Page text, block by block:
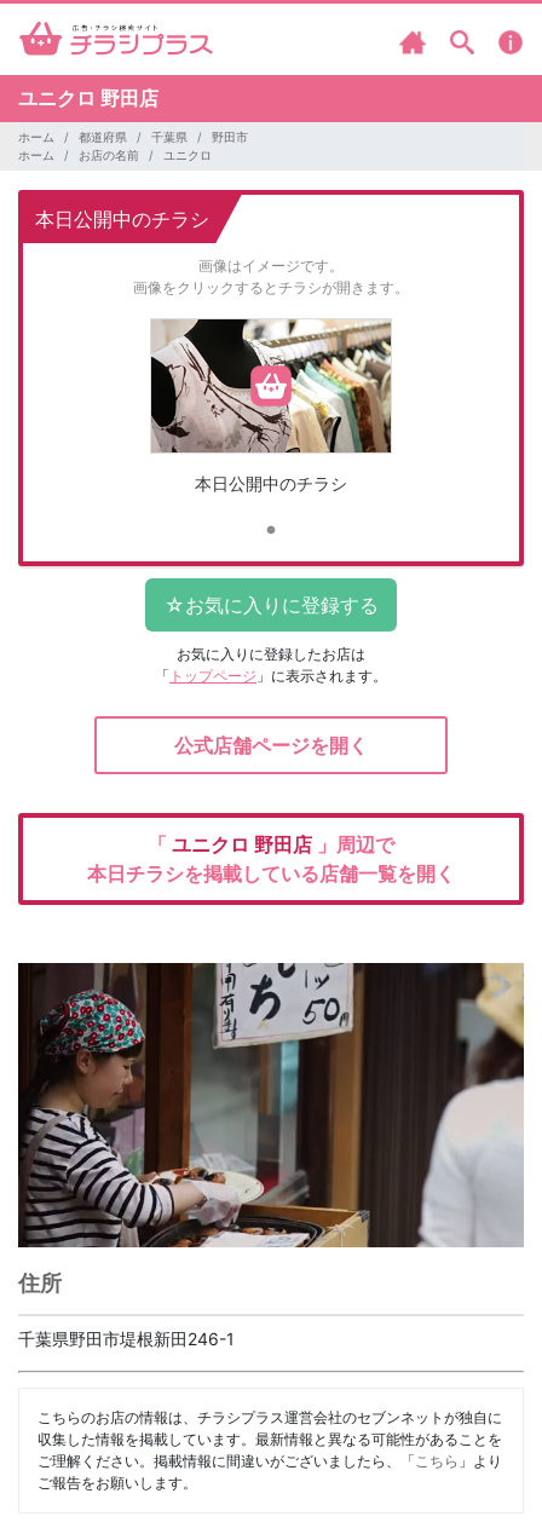
ユニクロ 野田店
ホーム 都道府県 千葉県
野田市
ホーム
お店の名前 ユニクロ
本日公開中のチラシ
画像はイメージです。
画像をクリックするとチラシが開きます。
本日公開中のチラシ
お気に入りに登録したお店は
「 トップページ 」に表示されます。
公式店舗ページを開く
「 ユニクロ 野田店 」周辺で
本日チラシを掲載している店舗一覧を開く
住所
千葉県野田市堤根新田246-1
こちらのお店の情報は、チラシプラス運営会社のセブンネットが独自に
収集した情報を掲載しています。最新情報と異なる可能性があることを
ご理解ください。掲載情報に間違いがございましたら、「 こちら 」より
ご報告をお願いします。